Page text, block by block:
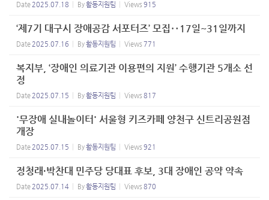
Date 2025.07.18 By활동지원팀 Views 915
‘제7기 대구시 장애공감 서포터즈’ 모집‥17일~31일까지
Date 2025.07.16 By활동지원팀 Views 771
복지부, ‘장애인 의료기관 이용편의 지원’ 수행기관 5개소 선
정
Date 2025.07.15 By활동지원팀 Views 817
'무장애 실내놀이터' 서울형 키즈카페 양천구 신트리공원점
개장
Date 2025.07.15 By활동지원팀 Views 921
정청래·박찬대 민주당 당대표 후보, 3대 장애인 공약 약속
Date 2025.07.14 By활동지원팀 Views 870